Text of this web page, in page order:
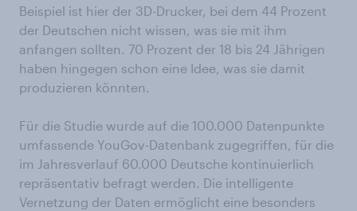
Beispiel ist hier der 3D-Drucker, bei dem 44 Prozent
der Deutschen nicht wissen, was sie mit ihm
anfangen sollten. 70 Prozent der 18 bis 24 Jährigen
haben hingegen schon eine Idee, was sie damit
produzieren könnten.
Für die Studie wurde auf die 100.000 Datenpunkte
umfassende YouGov-Datenbank zugegriffen, für die
im Jahresverlauf 60.000 Deutsche kontinuierlich
repräsentativ befragt werden. Die intelligente
Vernetzung der Daten ermöglicht eine besonders